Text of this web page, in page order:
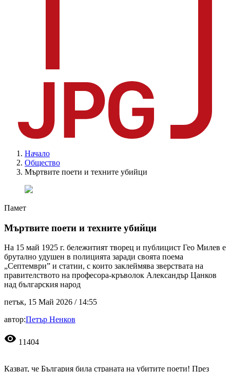
Начало
Общество
Мъртвите поети и техните убийци
Памет
Мъртвите поети и техните убийци
На 15 май 1925 г. бележитият творец и публицист Гео Милев е
брутално удушен в полицията заради своята поема
„Септември” и статии, с които заклеймява зверствата на
правителството на професора-кръволок Александър Цанков
над българския народ
петък, 15 Май 2026 / 14:55
автор:Петър Ненков
visibility 11404
Казват, че България била страната на убитите поети! През